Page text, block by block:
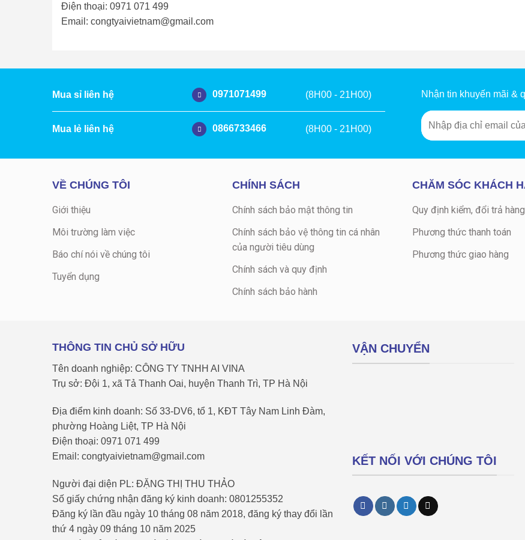
Điện thoại: 0971 071 499
Email: congtyaivietnam@gmail.com
Mua sỉ liên hệ 0971071499 (8H00 - 21H00)
Mua lẻ liên hệ 0866733466 (8H00 - 21H00)
Nhận tin khuyến mãi &
VỀ CHÚNG TÔI
Giới thiệu
Môi trường làm việc
Báo chí nói về chúng tôi
Tuyển dụng
CHÍNH SÁCH
Chính sách bảo mật thông tin
Chính sách bảo vệ thông tin cá nhân
của người tiêu dùng
Chính sách và quy định
Chính sách bảo hành
CHĂM SÓC KHÁCH
Quy định kiểm, đổi trả hàng
Phương thức thanh toán
Phương thức giao hàng
THÔNG TIN CHỦ SỞ HỮU
Tên doanh nghiệp: CÔNG TY TNHH AI VINA
Trụ sở: Đội 1, xã Tả Thanh Oai, huyện Thanh Trì, TP Hà Nội
Địa điểm kinh doanh: Số 33-DV6, tổ 1, KĐT Tây Nam Linh Đàm,
phường Hoàng Liệt, TP Hà Nội
Điện thoại: 0971 071 499
Email: congtyaivietnam@gmail.com
Người đại diện PL: ĐẶNG THỊ THU THẢO
Số giấy chứng nhận đăng ký kinh doanh: 0801255352
Đăng ký lần đầu ngày 10 tháng 08 năm 2018, đăng ký thay đổi lần
thứ 4 ngày 09 tháng 10 năm 2025
VẬN CHUYỂN
KẾT NỐI VỚI CHÚNG TÔI